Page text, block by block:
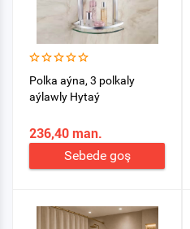
Polka aýna, 3 polkaly
aýlawly Hytaý
236,40 man.
Sebede goş